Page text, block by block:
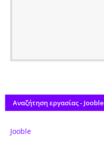
Αναζήτηση εργασίας - Jooble
Jooble